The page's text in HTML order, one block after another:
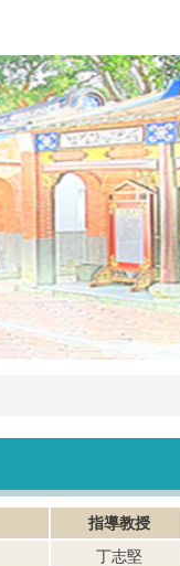
指導教授
丁志堅